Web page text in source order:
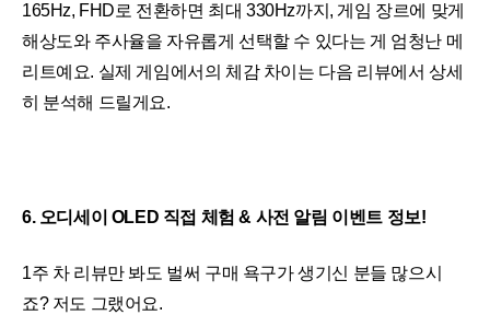
165Hz, FHD로 전환하면 최대 330Hz까지, 게임 장르에 맞게
해상도와 주사율을 자유롭게 선택할 수 있다는 게 엄청난 메
리트예요. 실제 게임에서의 체감 차이는 다음 리뷰에서 상세
히 분석해 드릴게요.
6. 오디세이 OLED 직접 체험 & 사전 알림 이벤트 정보!
1주 차 리뷰만 봐도 벌써 구매 욕구가 생기신 분들 많으시
죠? 저도 그랬어요.